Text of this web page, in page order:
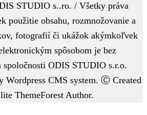
STUDIO s..ro. / Všetky práva
použitie obsahu, rozmnožovanie a
fotografií či ukážok akýmkoľvek
spôsobom je bez
spoločnosti ODIS STUDIO s.r.o.
Wordpress CMS system. Ⓒ Created
ThemeForest Author.